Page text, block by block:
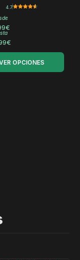
4.7
OPCIONES